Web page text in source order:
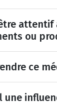
attentif
ou
ce
une